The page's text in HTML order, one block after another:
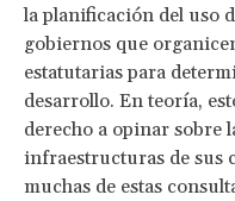
la planificación del uso
gobiernos que
estatutarias para
desarrollo. En teoría,
derecho a opinar sobre
infraestructuras de sus
muchas de estas